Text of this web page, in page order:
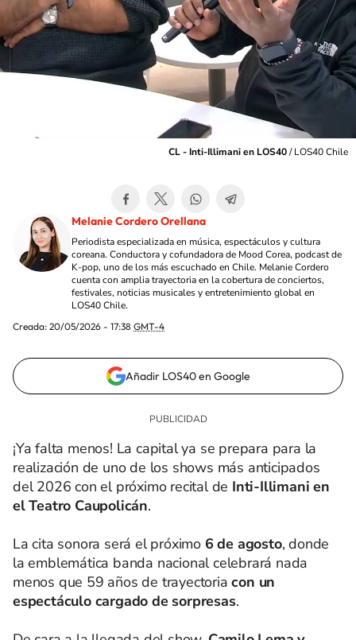
CL - Inti-Illimani en LOS40/LOS40 Chile
Melanie Cordero Orellana
Periodista especializada en música, espectáculos y cultura
coreana. Conductora y cofundadora de Mood Corea, podcast de
K-pop, uno de los más escuchado en Chile. Melanie Cordero
cuenta con amplia trayectoria en la cobertura de conciertos,
festivales, noticias musicales y entretenimiento global en
LOS40 Chile.
Creada: 20/05/2026 - 17:38 GMT-4
Añadir LOS40 en Google
¡Ya falta menos! La capital ya se prepara para la
realización de uno de los shows más anticipados
del 2026 con el próximo recital de Inti-Illimani en
el Teatro Caupolicán.
La cita sonora será el próximo 6 de agosto, donde
la emblemática banda nacional celebrará nada
menos que 59 años de trayectoriacon un
espectáculo cargado de sorpresas.